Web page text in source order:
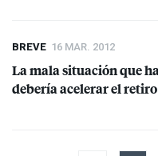
BREVE 16 MAR. 2012
La mala situación que
debería acelerar el retiro